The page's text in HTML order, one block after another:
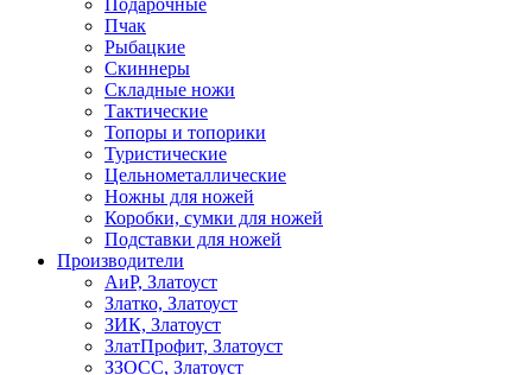
Подарочные
Пчак
Рыбацкие
Скиннеры
Складные ножи
Тактические
Топоры и топорики
Туристические
Цельнометаллические
Ножны для ножей
Коробки, сумки для ножей
Подставки для ножей
Производители
АиР, Златоуст
Златко, Златоуст
ЗИК, Златоуст
ЗлатПрофит, Златоуст
ЗЗОСС, Златоуст